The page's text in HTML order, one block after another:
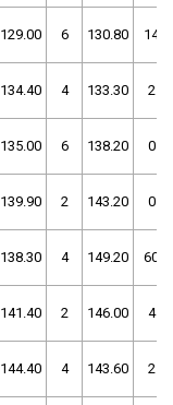
129.00 6 130.80 14
134.40 4 133.30 2
135.00 6 138.20 0
139.90 2 143.20 0
138.30 4 149.20 60
141.40 2 146.00 4
144.40 4 143.60 2